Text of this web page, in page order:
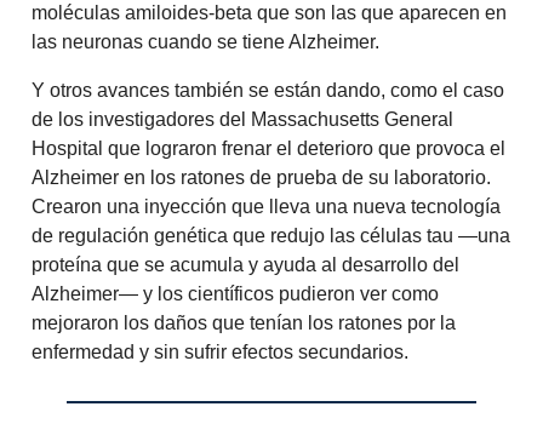
moléculas amiloides-beta que son las que aparecen en
las neuronas cuando se tiene Alzheimer.
Y otros avances también se están dando, como el caso
de los investigadores del Massachusetts General
Hospital que lograron frenar el deterioro que provoca el
Alzheimer en los ratones de prueba de su laboratorio.
Crearon una inyección que lleva una nueva tecnología
de regulación genética que redujo las células tau —una
proteína que se acumula y ayuda al desarrollo del
Alzheimer— y los científicos pudieron ver como
mejoraron los daños que tenían los ratones por la
enfermedad y sin sufrir efectos secundarios.